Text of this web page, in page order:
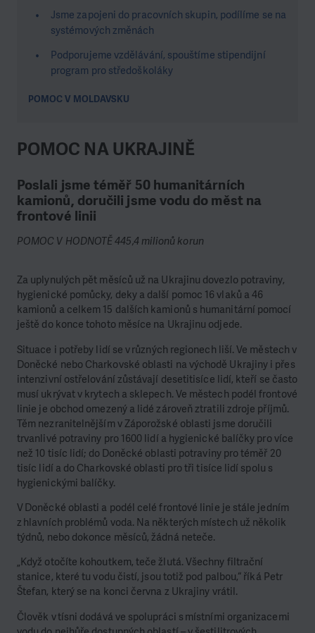
Jsme zapojeni do pracovních skupin, podílíme se na
systémových změnách
Podporujeme vzdělávání, spouštíme stipendijní
program pro středoškoláky
POMOC V MOLDAVSKU
POMOC NA UKRAJINĚ
Poslali jsme téměř 50 humanitárních
kamionů, doručili jsme vodu do měst na
frontové linii
POMOC V HODNOTĚ 445,4 milionů korun
Za uplynulých pět měsíců už na Ukrajinu dovezlo potraviny,
hygienické pomůcky, deky a další pomoc 16 vlaků a 46
kamionů a celkem 15 dalších kamionů s humanitární pomocí
ještě do konce tohoto měsíce na Ukrajinu odjede.
Situace i potřeby lidí se v různých regionech liší. Ve městech v
Doněcké nebo Charkovské oblasti na východě Ukrajiny i přes
intenzivní ostřelování zůstávají desetitisíce lidí, kteří se často
musí ukrývat v krytech a sklepech. Ve městech podél frontové
linie je obchod omezený a lidé zároveň ztratili zdroje příjmů.
Těm nezranitelnějším v Záporožské oblasti jsme doručili
trvanlivé potraviny pro 1600 lidí a hygienické balíčky pro více
než 10 tisíc lidí; do Doněcké oblasti potraviny pro téměř 20
tisíc lidí a do Charkovské oblasti pro tři tisíce lidí spolu s
hygienickými balíčky.
V Doněcké oblasti a podél celé frontové linie je stále jedním
z hlavních problémů voda. Na některých místech už několik
týdnů, nebo dokonce měsíců, žádná neteče.
„Když otočíte kohoutkem, teče žlutá. Všechny filtrační
stanice, které tu vodu čistí, jsou totiž pod palbou,“ říká Petr
Štefan, který se na konci června z Ukrajiny vrátil.
Člověk v tísni dodává ve spolupráci s místními organizacemi